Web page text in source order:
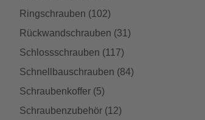
Ringschrauben (102)
Rückwandschrauben (31)
Schlossschrauben (117)
Schnellbauschrauben (84)
Schraubenkoffer (5)
Schraubenzubehör (12)